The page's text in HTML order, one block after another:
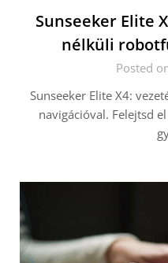
Sunseeker Elite
nélküli
Posted
Sunseeker Elite X4:
navigációval. Felejtsd